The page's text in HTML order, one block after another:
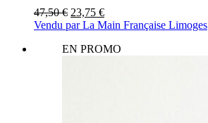
47,50€ Le
prix
était :
23,75 €Le
prix
est :
Vendu par La Main Française Limoges
EN PROMO